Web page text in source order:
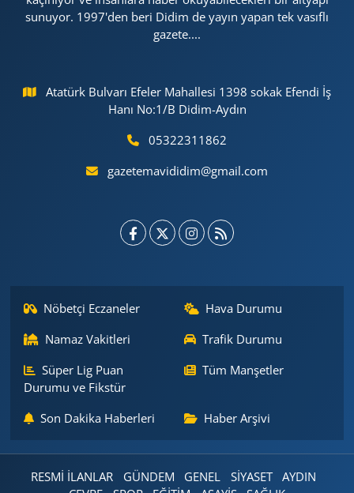
sunuyor. 1997'den beri Didim de yayın yapan tek vasıflı
gazete....
Atatürk Bulvarı Efeler Mahallesi 1398 sokak Efendi İş
Hanı No:1/B Didim-Aydın
05322311862
gazetemavididim@gmail.com
Nöbetçi Eczaneler
Hava Durumu
Namaz Vakitleri
Trafik Durumu
Süper Lig Puan
Durumu ve Fikstür
Tüm Manşetler
Son Dakika Haberleri Haber Arşivi
RESMİ İLANLAR GÜNDEM GENEL SİYASET
AYDIN